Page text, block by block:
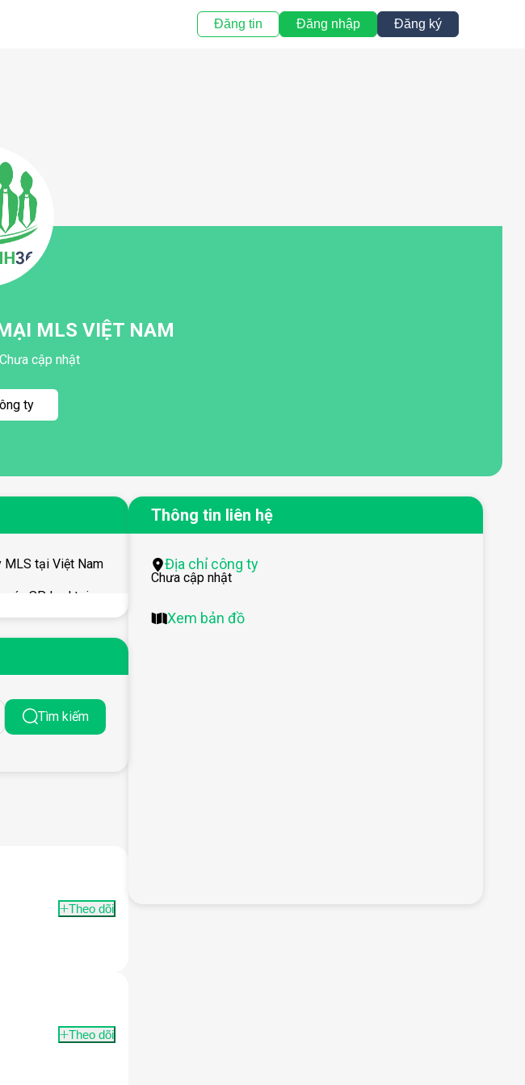
Đăng tin Đăng nhập Đăng ký
MLS VIỆT NAM
Chưa cập nhật
ty
MLS tại Việt Nam
SP Led tại
Tìm kiếm
Theo dõi
Theo dõi
Thông tin liên hệ
Địa chỉ công ty
Chưa cập nhật
Xem bản đồ